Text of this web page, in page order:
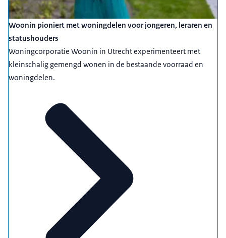
Woonin pioniert met woningdelen voor jongeren, leraren en
statushouders
Woningcorporatie Woonin in Utrecht experimenteert met
kleinschalig gemengd wonen in de bestaande voorraad en
woningdelen.